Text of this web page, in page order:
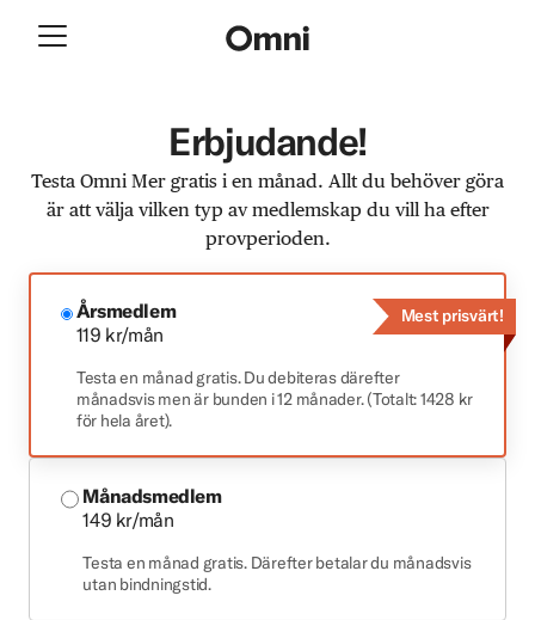
Erbjudande!
Testa Omni Mer gratis i en månad. Allt du behöver göra
är att välja vilken typ av medlemskap du vill ha efter
provperioden.
Årsmedlem
119 kr/mån
Testa en månad gratis. Du debiteras därefter
månadsvis men är bunden i 12 månader. (Totalt: 1428 kr
för hela året).
Mest prisvärt!
Månadsmedlem
149 kr/mån
Testa en månad gratis. Därefter betalar du månadsvis
utan bindningstid.